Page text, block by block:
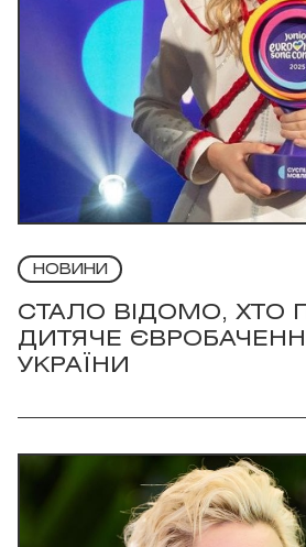
НОВИНИ
СТАЛО ВІДОМО, ХТО
ДИТЯЧЕ
УКРАЇНИ